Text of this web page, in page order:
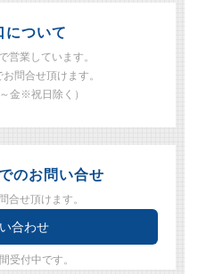
について
営業しています。
問合せ頂けます。
金※祝日除く）
のお問い合せ
合せ頂けます。
合わせ
受付中です。